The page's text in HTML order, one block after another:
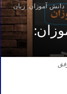
آموزان: زبان